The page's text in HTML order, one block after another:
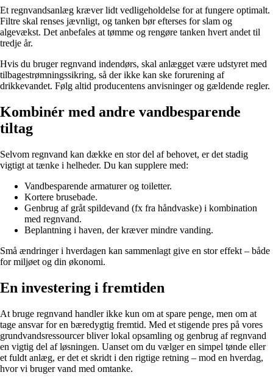
Et regnvandsanlæg kræver lidt vedligeholdelse for at fungere optimalt.
Filtre skal renses jævnligt, og tanken bør efterses for slam og
algevækst. Det anbefales at tømme og rengøre tanken hvert andet til
tredje år.
Hvis du bruger regnvand indendørs, skal anlægget være udstyret med
tilbagestrømningssikring, så der ikke kan ske forurening af
drikkevandet. Følg altid producentens anvisninger og gældende regler.
Kombinér med andre vandbesparende
tiltag
Selvom regnvand kan dække en stor del af behovet, er det stadig
vigtigt at tænke i helheder. Du kan supplere med:
Vandbesparende armaturer og toiletter.
Kortere brusebade.
Genbrug af gråt spildevand (fx fra håndvaske) i kombination
med regnvand.
Beplantning i haven, der kræver mindre vanding.
Små ændringer i hverdagen kan sammenlagt give en stor effekt – både
for miljøet og din økonomi.
En investering i fremtiden
At bruge regnvand handler ikke kun om at spare penge, men om at
tage ansvar for en bæredygtig fremtid. Med et stigende pres på vores
grundvandsressourcer bliver lokal opsamling og genbrug af regnvand
en vigtig del af løsningen. Uanset om du vælger en simpel tønde eller
et fuldt anlæg, er det et skridt i den rigtige retning – mod en hverdag,
hvor vi bruger vand med omtanke.